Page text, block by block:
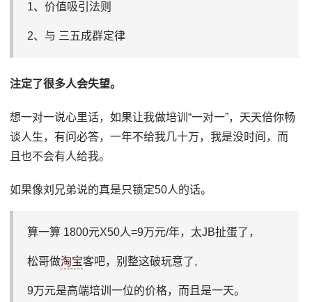
1、价值吸引法则
2、与 三五成群定律
注定了很多人会失望。
想一对一说心里话，如果让我做培训“一对一”，天天倍你畅
谈人生，有问必答，一年不给我几十万，我是没时间，而
且也不会有人给我。
如果像刘兄弟说的真是只锁定50人的话。
算一算 1800元X50人=9万元/年，太JB扯蛋了，
松哥做淘宝客吧，别整这破玩意了,
9万元是高端培训一位的价格，而且是一天。